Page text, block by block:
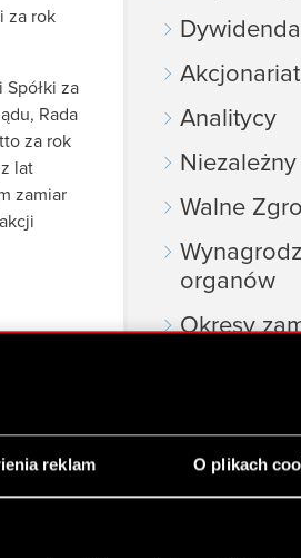
reklam O plikach
za rok
za
Rada
za rok
lat
zamiar
2015
Dywidenda
Akcjonariat
Analitycy
Walne
organów
Okresy
Przydatne
Kontakt IR